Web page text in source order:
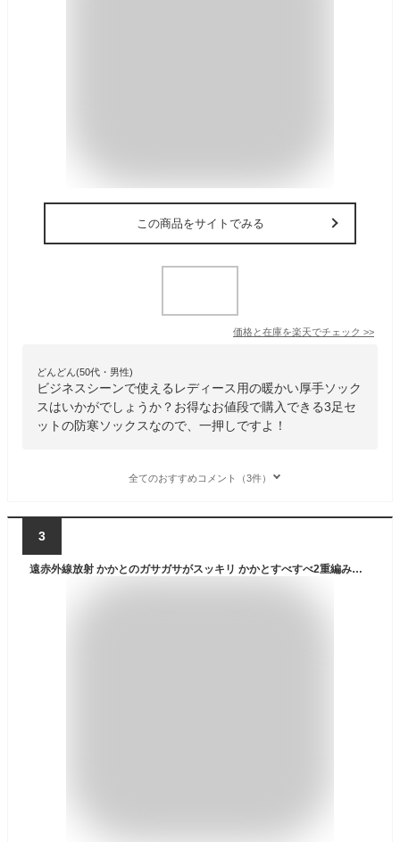
この商品をサイトでみる
価格と在庫を楽天でチェック >>
どんどん(50代・男性)
ビジネスシーンで使えるレディース用の暖かい厚手ソック
スはいかがでしょうか？お得なお値段で購入できる3足セ
ットの防寒ソックスなので、一押しですよ！
全てのおすすめコメント（3件）
3
遠赤外線放射 かかとのガサガサがスッキリ かかとすべすべ2重編みソックス かかとカサカサスッキリ 抗菌防臭 ビジネス 厚手 ルームソックス 日本製 かかとつるつる 保湿 女性 誕生日 プレゼント ギフト あったかグッズ 女友達 アウトドア 冬 ladies 手袋屋